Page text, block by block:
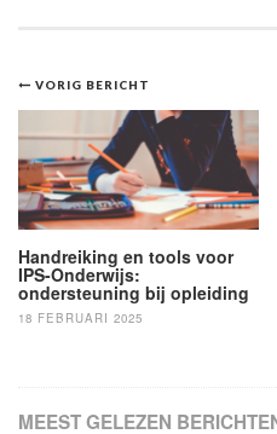
Bericht
navigatie
VORIG BERICHT
Handreiking en tools voor
IPS-Onderwijs:
ondersteuning bij opleiding
18 FEBRUARI 2025
MEEST GELEZEN